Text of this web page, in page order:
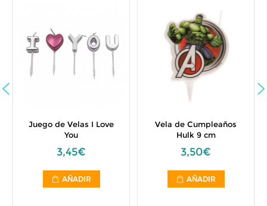
Juego de Velas I Love
You
3,45€
AÑADIR
Vela de Cumpleaños
Hulk 9 cm
3,50€
AÑADIR